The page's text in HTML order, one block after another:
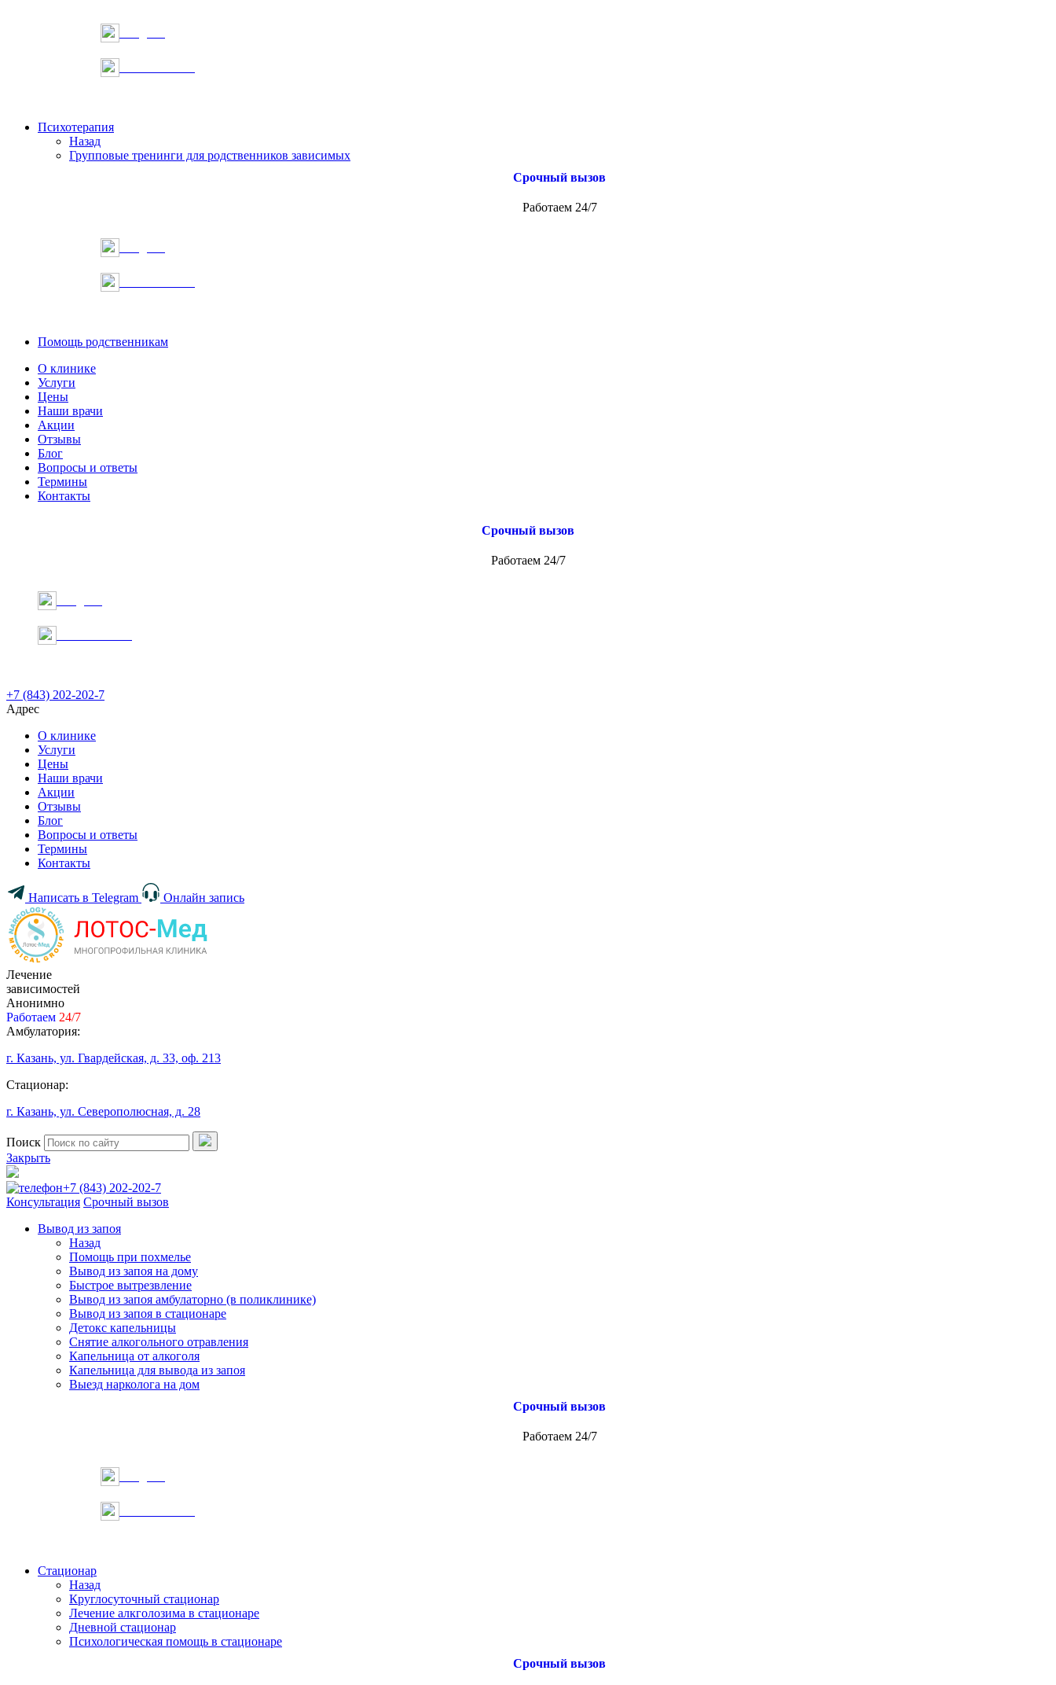
Психотерапия
Назад
Групповые тренинги для родственников зависимых
Срочный вызов
Работаем 24/7
Помощь родственникам
О клинике
Услуги
Цены
Наши врачи
Акции
Отзывы
Блог
Вопросы и ответы
Термины
Контакты
Срочный вызов
Работаем 24/7
+7 (843) 202-202-7
Адрес
О клинике
Услуги
Цены
Наши врачи
Акции
Отзывы
Блог
Вопросы и ответы
Термины
Контакты
Написать в Telegram Онлайн запись
Лечение
зависимостей
Анонимно
Работаем 24/7
Амбулатория:
г. Казань, ул. Гвардейская, д. 33, оф. 213
Стационар:
г. Казань, ул. Северополюсная, д. 28
Поиск
Закрыть
+7 (843) 202-202-7
Консультация Срочный вызов
Вывод из запоя
Назад
Помощь при похмелье
Вывод из запоя на дому
Быстрое вытрезвление
Вывод из запоя амбулаторно (в поликлинике)
Вывод из запоя в стационаре
Детокс капельницы
Снятие алкогольного отравления
Капельница от алкоголя
Капельница для вывода из запоя
Выезд нарколога на дом
Срочный вызов
Работаем 24/7
Стационар
Назад
Круглосуточный стационар
Лечение алкголозима в стационаре
Дневной стационар
Психологическая помощь в стационаре
Срочный вызов